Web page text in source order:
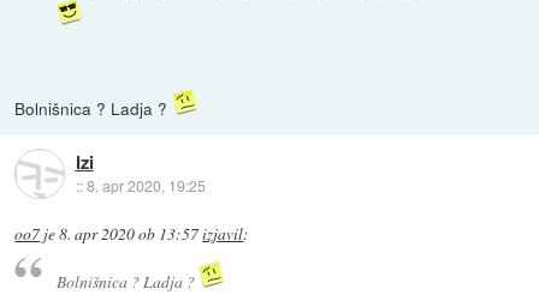
Bolnišnica ? Ladja ?
Izi
::8. apr 2020, 19:25
oo7 je8. apr 2020 ob 13:57izjavil:
Bolnišnica ? Ladja ?